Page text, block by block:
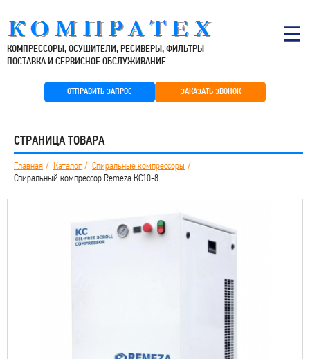
КОМПРЕССОРЫ, ОСУШИТЕЛИ, РЕСИВЕРЫ, ФИЛЬТРЫ
ПОСТАВКА И СЕРВИСНОЕ ОБСЛУЖИВАНИЕ
ОТПРАВИТЬ ЗАПРОС ЗАКАЗАТЬ ЗВОНОК
СТРАНИЦА ТОВАРА
Главная Каталог
Спиральные компрессоры
Спиральный компрессор Remeza КС10-8